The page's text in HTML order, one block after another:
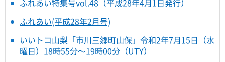
ふれあい特集号vol.48（平成28年4月1日発行）
ふれあい(平成28年2月号)
いいトコ山梨「市川三郷町山保」令和2年7月15日（水
曜日）18時55分～19時00分（UTY）